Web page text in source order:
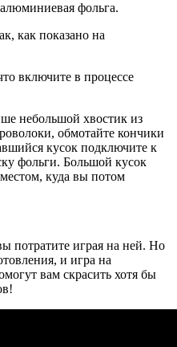
фольга.
как показано на
включите в процессе
небольшой хвостик из
обмотайте кончики
кусок подключите к
фольги. Большой кусок
куда вы потом
потратите играя на ней. Но
и игра на
вам скрасить хотя бы